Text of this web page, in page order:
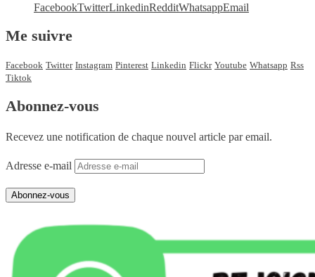
FacebookTwitterLinkedinRedditWhatsappEmail
Me suivre
Facebook Twitter Instagram Pinterest Linkedin Flickr Youtube Whatsapp Rss
Tiktok
Abonnez-vous
Recevez une notification de chaque nouvel article par email.
Adresse e-mail
Abonnez-vous